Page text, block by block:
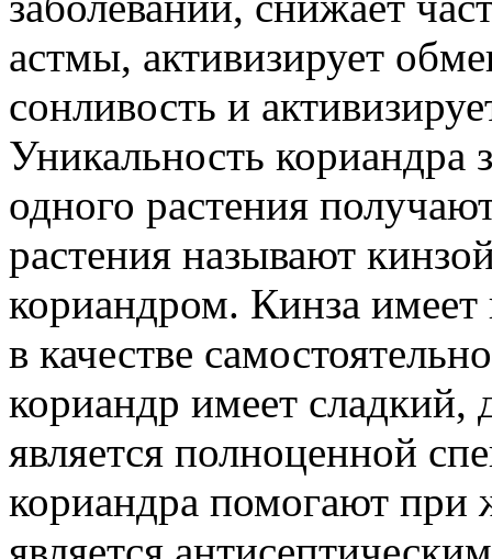
астмы, активизирует
сонливость и
Уникальность кориандра
одного растения
растения называют
кориандром. Кинза имеет
в качестве
кориандр имеет сладкий,
является полноценной
кориандра помогают при